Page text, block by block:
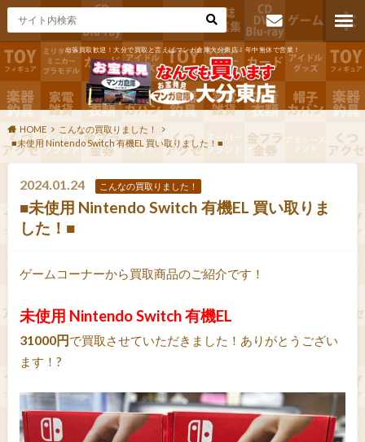
出張買取歓迎！大分で買取と言えばマンガ倉庫大分東店！年中無休で営業！
お問い合わ
せ
HOME
こんなの買取りました！
■未使用 Nintendo Switch 有機EL 買い取りました！■
2024.01.24 こんなの買取りました！
■未使用 Nintendo Switch 有機EL 買い取りま
した！■
ゲームコーナーから買取商品のご紹介です！
未使用 Nintendo Switch 有機EL
31000円 で買取させていただきました！ありがとうござい
ます！?